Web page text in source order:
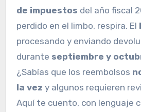
de impuestos del año fiscal
perdido en el limbo, respira. El
procesando y enviando
durante septiembre y
¿Sabías que los reembolsos
la vez y algunos requieren
Aquí te cuento, con lenguaje